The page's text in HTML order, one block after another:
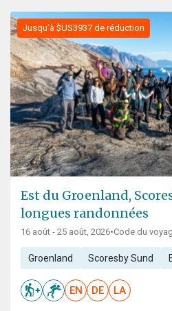
Jusqu'à $US3937 de réduction
Est du Groenland,
longues randonnées
16 août - 25 août, 2026•Code du
Groenland Scoresby Sund
EN DE LA